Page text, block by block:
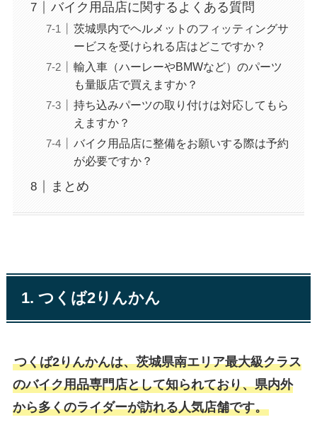
バイク用品店に関するよくある質問
茨城県内でヘルメットのフィッティングサ
ービスを受けられる店はどこですか？
輸入車（ハーレーやBMWなど）のパーツ
も量販店で買えますか？
持ち込みパーツの取り付けは対応してもら
えますか？
バイク用品店に整備をお願いする際は予約
が必要ですか？
まとめ
1. つくば2りんかん
つくば2りんかんは、茨城県南エリア最大級クラス
のバイク用品専門店として知られており、県内外
から多くのライダーが訪れる人気店舗です。